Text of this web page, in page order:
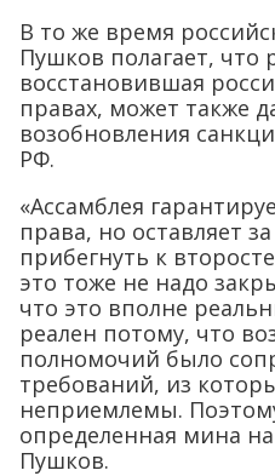
В то же время
Пушков полагает, что
восстановившая
правах, может также
возобновления
РФ.
«Ассамблея
права, но оставляет
прибегнуть к
это тоже не надо
что это вполне
реален потому, что
полномочий было
требований, из
неприемлемы.
определенная мина
Пушков.